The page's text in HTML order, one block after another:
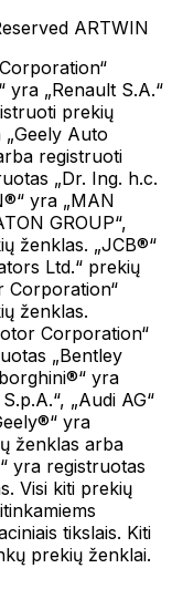
ARTWIN
yra „Renault S.A.“
prekių
„Geely Auto
registruoti
„Dr. Ing. h.c.
yra „MAN
GROUP“,
ženklas. „JCB®“
Ltd.“ prekių
Corporation“
ženklas.
Corporation“
„Bentley
yra
„Audi AG“
yra
ženklas arba
yra registruotas
Visi kiti prekių
tikslais. Kiti
prekių ženklai.